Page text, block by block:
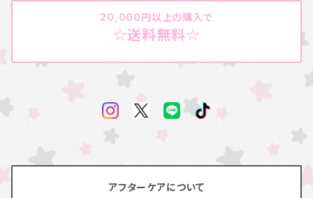
20,000円以上の購入で
☆送料無料☆
アフターケアについて